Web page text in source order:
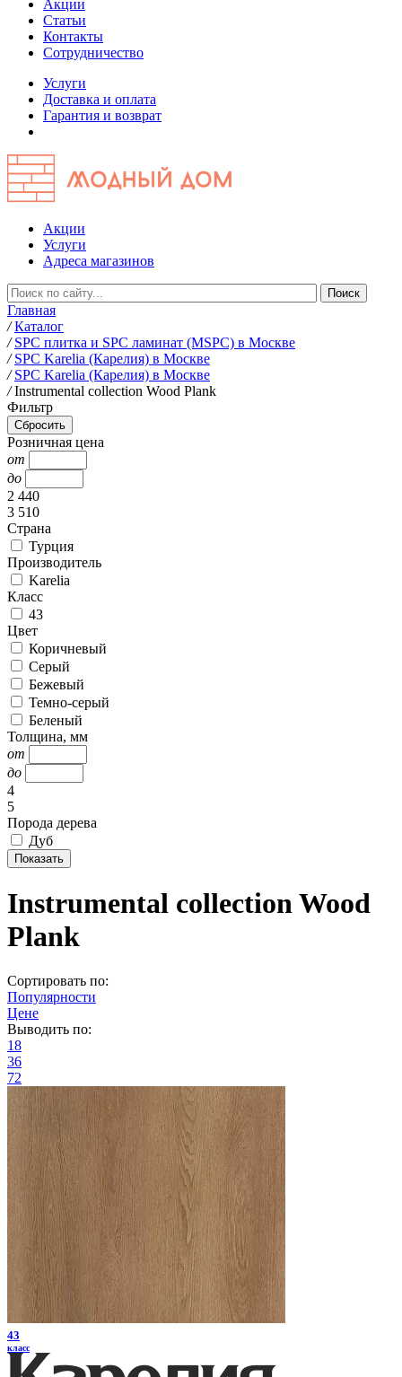
Акции
Статьи
Контакты
Сотрудничество
Услуги
Доставка и оплата
Гарантия и возврат
Акции
Услуги
Адреса магазинов
Главная
/ Каталог
/ SPC плитка и SPC ламинат (MSPC) в Москве
/ SPC Karelia (Карелия) в Москве
/ SPC Karelia (Карелия) в Москве
/ Instrumental collection Wood Plank
Фильтр
Розничная цена
от
до
2 440
3 510
Страна
Турция
Производитель
Karelia
Класс
43
Цвет
Коричневый
Серый
Бежевый
Темно-серый
Беленый
Толщина, мм
от
до
4
5
Порода дерева
Дуб
Instrumental collection Wood
Plank
Сортировать по:
Популярности
Цене
Выводить по:
18
36
72
43
класс